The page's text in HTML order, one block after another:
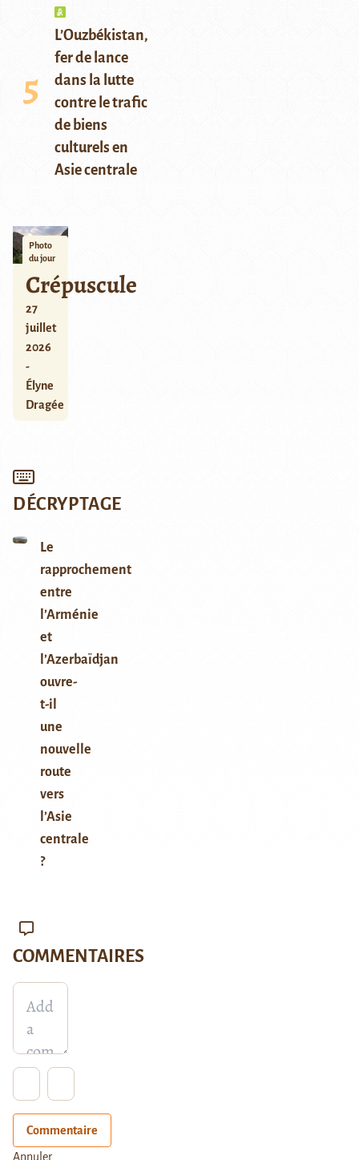
L’Ouzbékistan,
fer de lance
dans la lutte
contre le trafic
de biens
culturels en
Asie centrale
Photo
du jour
Crépuscule
27
juillet
2026
-
Élyne
Dragée
DÉCRYPTAGE
Le
rapprochement
entre
l’Arménie
et
l’Azerbaïdjan
ouvre-
t-il
une
nouvelle
route
vers
l’Asie
centrale
?
COMMENTAIRES
Commentaire
Annuler